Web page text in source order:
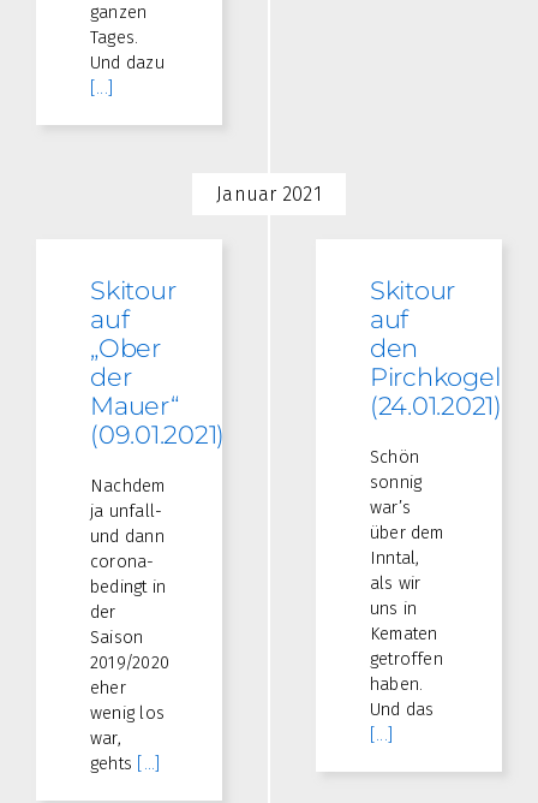
ganzen
Tages.
Und dazu
[...]
Januar 2021
Skitour
auf
den
Pirchkogel
(24.01.2021)
Schön
sonnig
war’s
über dem
Inntal,
als wir
uns in
Kematen
getroffen
haben.
Und das
[...]
Skitour
auf
„Ober
der
Mauer“
(09.01.2021)
Nachdem
ja unfall-
und dann
corona-
bedingt in
der
Saison
2019/2020
eher
wenig los
war,
gehts
[...]